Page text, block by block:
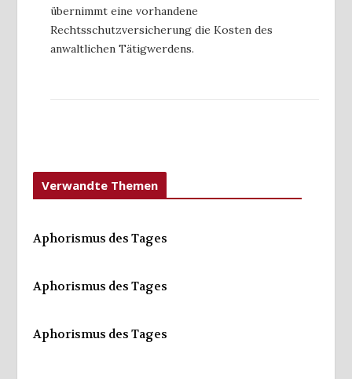
übernimmt eine vorhandene
Rechtsschutzversicherung die Kosten des
anwaltlichen Tätigwerdens.
Verwandte Themen
Aphorismus des Tages
Aphorismus des Tages
Aphorismus des Tages